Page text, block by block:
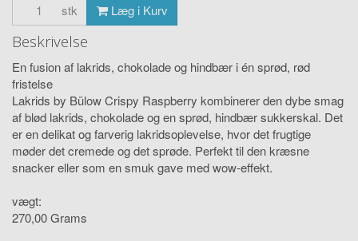
stk Læg i Kurv
Beskrivelse
En fusion af lakrids, chokolade og hindbær i én sprød, rød
fristelse
Lakrids by Bülow Crispy Raspberry kombinerer den dybe smag
af blød lakrids, chokolade og en sprød, hindbær sukkerskal. Det
er en delikat og farverig lakridsoplevelse, hvor det frugtige
møder det cremede og det sprøde. Perfekt til den kræsne
snacker eller som en smuk gave med wow-effekt.
vægt:
270,00 Grams